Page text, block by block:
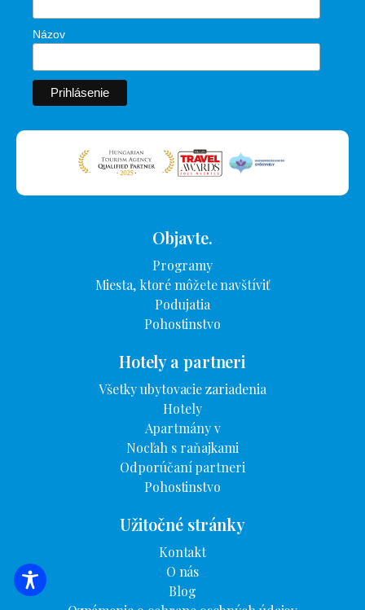
VYHĽADÁVANIE UBYTOVANIA
Názov
Objavte.
Programy
Miesta, ktoré môžete navštíviť
Podujatia
Pohostinstvo
Hotely a partneri
Všetky ubytovacie zariadenia
Hotely
Apartmány v
Nocľah s raňajkami
Odporúčaní partneri
Pohostinstvo
Užitočné stránky
Kontakt
O nás
Blog